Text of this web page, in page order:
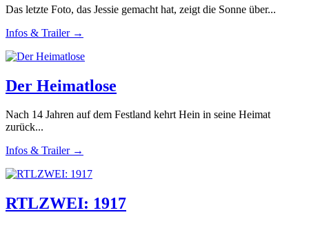
Das letzte Foto, das Jessie gemacht hat, zeigt die Sonne über...
Infos & Trailer →
Der Heimatlose
Nach 14 Jahren auf dem Festland kehrt Hein in seine Heimat
zurück...
Infos & Trailer →
RTLZWEI: 1917